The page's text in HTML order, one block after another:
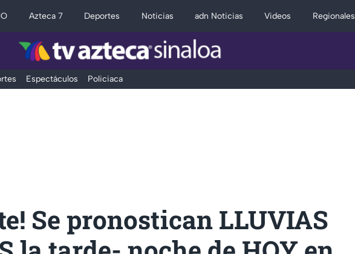
Azteca 7 Deportes Noticias adn Noticias Videos Regionales
Espectáculos Policiaca
Se pronostican LLUVIAS